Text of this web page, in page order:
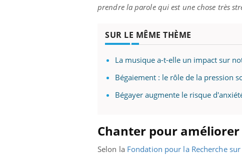
prendre la parole qui est une chose très
SUR LE MÊME THÈME
La musique a-t-elle un impact sur
Bégaiement : le rôle de la pression
Bégayer augmente le risque
Chanter pour
Selon la Fondation pour la Recherche sur